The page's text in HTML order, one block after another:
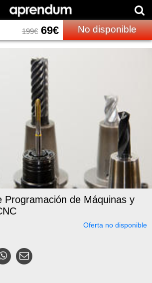
199€69€ No disponible
Programación de Máquinas y
Oferta no disponible